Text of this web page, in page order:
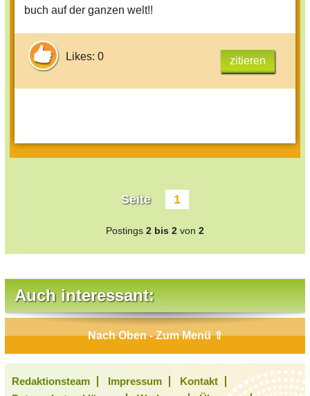
buch auf der ganzen welt!!
Likes: 0 zitieren
Seite 1
Postings 2 bis 2 von 2
Auch interessant:
Nach Oben - Zum Menü ⇧
Redaktionsteam Impressum
Kontakt